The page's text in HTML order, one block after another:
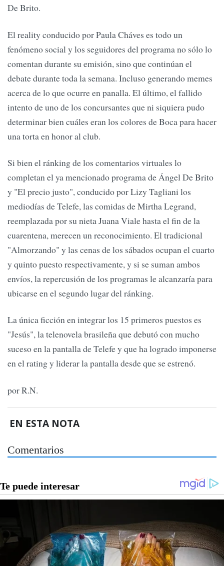
De Brito.
El reality conducido por Paula Cháves es todo un
fenómeno social y los seguidores del programa no sólo lo
comentan durante su emisión, sino que continúan el
debate durante toda la semana. Incluso generando memes
acerca de lo que ocurre en panalla. El último, el fallido
intento de uno de los concursantes que ni siquiera pudo
determinar bien cuáles eran los colores de Boca para hacer
una torta en honor al club.
Si bien el ránking de los comentarios virtuales lo
completan el ya mencionado programa de Ángel De Brito
y "El precio justo", conducido por Lizy Tagliani los
mediodías de Telefe, las comidas de Mirtha Legrand,
reemplazada por su nieta Juana Viale hasta el fin de la
cuarentena, merecen un reconocimiento. El tradicional
"Almorzando" y las cenas de los sábados ocupan el cuarto
y quinto puesto respectivamente, y si se suman ambos
envíos, la repercusión de los programas le alcanzaría para
ubicarse en el segundo lugar del ránking.
La única ficción en integrar los 15 primeros puestos es
"Jesús", la telenovela brasileña que debutó con mucho
suceso en la pantalla de Telefe y que ha logrado imponerse
en el rating y liderar la pantalla desde que se estrenó.
por R.N.
EN ESTA NOTA
Comentarios